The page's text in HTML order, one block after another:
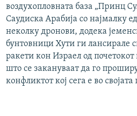
воздухопловната база „Принц
Саудиска Арабија со најмалку
неколку дронови, додека
бунтовници Хути ги лансирале
ракети кон Израел од почетокот
што се закануваат да го
конфликтот кој сега е во својата